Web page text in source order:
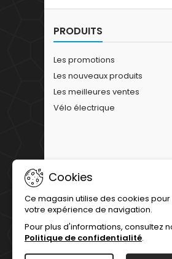
PRODUITS
Les promotions
Les nouveaux produits
Les meilleures ventes
Vélo électrique
Cookies
Ce magasin utilise des cookies
votre expérience de navigation.
Pour plus d'informations, consultez
Politique de confidentialité.